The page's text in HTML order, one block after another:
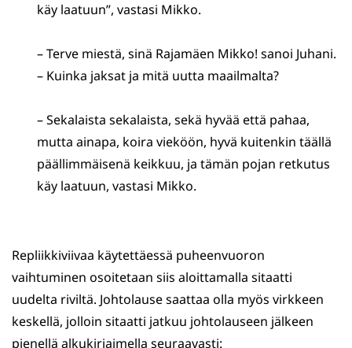
käy laatuun”, vastasi Mikko.
– Terve miestä, sinä Rajamäen Mikko! sanoi Juhani.
– Kuinka jaksat ja mitä uutta maailmalta?
– Sekalaista sekalaista, sekä hyvää että pahaa,
mutta ainapa, koira vieköön, hyvä kuitenkin täällä
päällimmäisenä keikkuu, ja tämän pojan retkutus
käy laatuun, vastasi Mikko.
Repliikkiviivaa käytettäessä puheenvuoron
vaihtuminen osoitetaan siis aloittamalla sitaatti
uudelta riviltä. Johtolause saattaa olla myös virkkeen
keskellä, jolloin sitaatti jatkuu johtolauseen jälkeen
pienellä alkukirjaimella seuraavasti: